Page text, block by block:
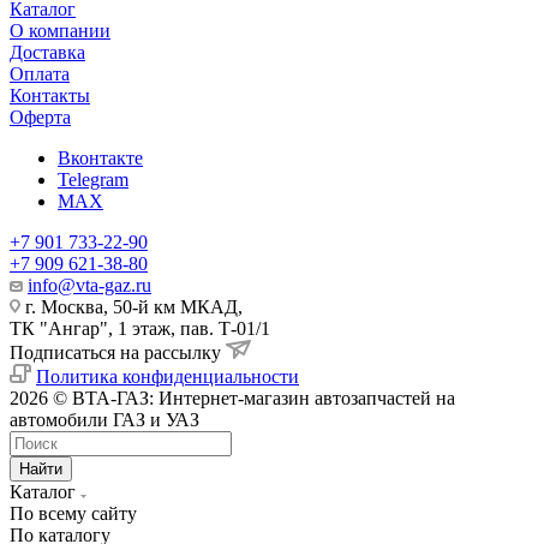
Каталог
О компании
Доставка
Оплата
Контакты
Оферта
Вконтакте
Telegram
MAX
+7 901 733-22-90
+7 909 621-38-80
info@vta-gaz.ru
г. Москва, 50-й км МКАД,
ТК "Ангар", 1 этаж, пав. Т-01/1
Подписаться на рассылку
Политика конфиденциальности
2026 © ВТА-ГАЗ: Интернет-магазин автозапчастей на
автомобили ГАЗ и УАЗ
Найти
Каталог
По всему сайту
По каталогу